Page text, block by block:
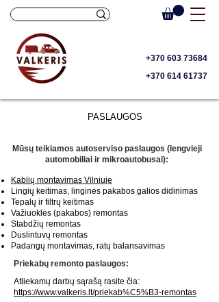
+370 603 73684
+370 614 61737
PASLAUGOS
Mūsų teikiamos autoserviso paslaugos (lengvieji
automobiliai ir mikroautobusai):
Kablių montavimas Vilniuje
Lingių keitimas, linginės pakabos galios didinimas
Tepalų ir filtrų keitimas
Važiuoklės (pakabos) remontas
Stabdžių remontas
Duslintuvų remontas
Padangų montavimas, ratų balansavimas
Priekabų remonto paslaugos:
Atliekamų darbų sąrašą rasite čia:
https://www.valkeris.lt/priekab%C5%B3-remontas